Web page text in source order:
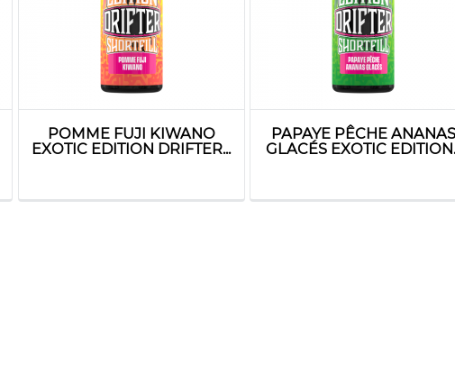
POMME FUJI KIWANO
EXOTIC EDITION DRIFTER...
PAPAYE PÊCHE ANANAS
GLACÉS EXOTIC